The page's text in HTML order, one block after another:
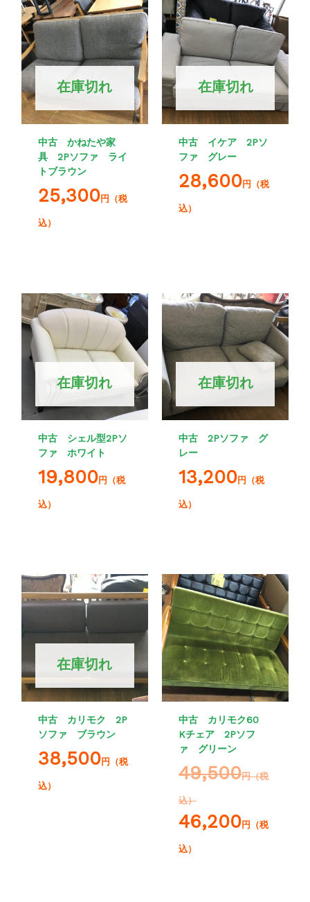
在庫切れ
中古 かねたや家
具 2Pソファ ライ
トブラウン
25,300円（税
込）
在庫切れ
中古 イケア 2Pソ
ファ グレー
28,600円（税
込）
在庫切れ
中古 シェル型2Pソ
ファ ホワイト
19,800円（税
込）
在庫切れ
中古 2Pソファ グ
レー
13,200円（税
込）
在庫切れ
中古 カリモク 2P
ソファ ブラウン
38,500円（税
込）
中古 カリモク60
Kチェア 2Pソフ
ァ グリーン
49,500円（税
込）
46,200円（税
込）